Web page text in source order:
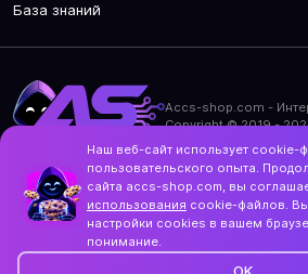
База знаний
Accs-shop.com -
Copyright © 2019 -
Политика использования cookie-файлов
Контакты и актуальный адрес сайта
Structo
Дизайн и разработка
Наш веб-сайт использует cookie-
пользовательского опыта.
сайта accs-shop.com, вы
использования cookie-файлов.
настройки cookies в вашем
понимание.